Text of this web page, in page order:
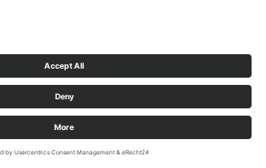
Tourismusverband Biggesee-Listersee
Cookie-Einstellungen